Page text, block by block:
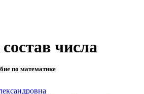
числа
по математике